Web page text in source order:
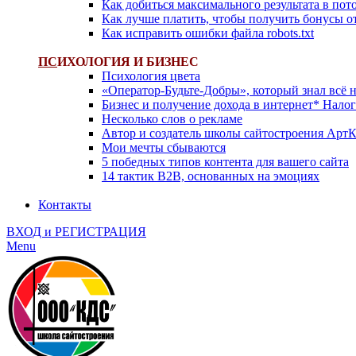
Как добиться максимального результата в
Как лучше платить, чтобы получить бонусы
Как исправить ошибки файла robots.txt
ПСИХОЛОГИЯ И БИЗНЕС
Психология цвета
«Оператор-Будьте-Добры», который знал всё
Бизнес и получение дохода в интернет*
Несколько слов о рекламе
Автор и создатель школы сайтостроения
Мои мечты сбываются
5 победных типов контента для вашего сайта
14 тактик B2B, основанных на эмоциях
Контакты
ВХОД и РЕГИСТРАЦИЯ
Menu